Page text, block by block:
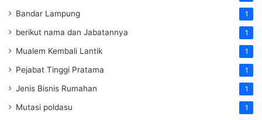
Bandar Lampung 1
berikut nama dan Jabatannya 1
Mualem Kembali Lantik 1
Pejabat Tinggi Pratama 1
Jenis Bisnis Rumahan 1
Mutasi poldasu 1